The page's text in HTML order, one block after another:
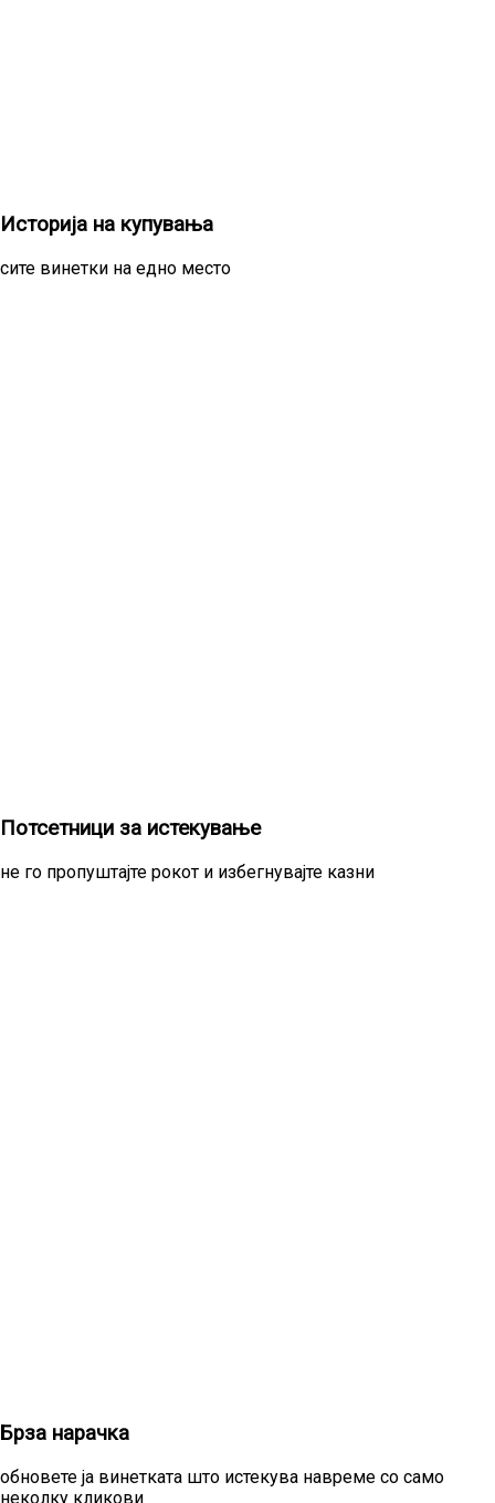
Историја на купувања
сите винетки на едно место
Потсетници за истекување
не го пропуштајте рокот и избегнувајте казни
Брза нарачка
обновете ја винетката што истекува навреме со само
неколку кликови